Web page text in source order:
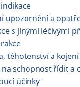
upozornění a
s jinými léčivými
těhotenství a kojení
na schopnost řídit a
účinky